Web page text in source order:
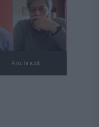
Anulează